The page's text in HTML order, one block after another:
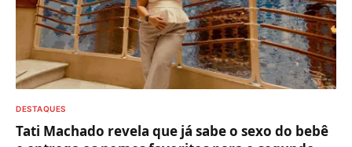
DESTAQUES
Tati Machado revela que já sabe o sexo do bebê